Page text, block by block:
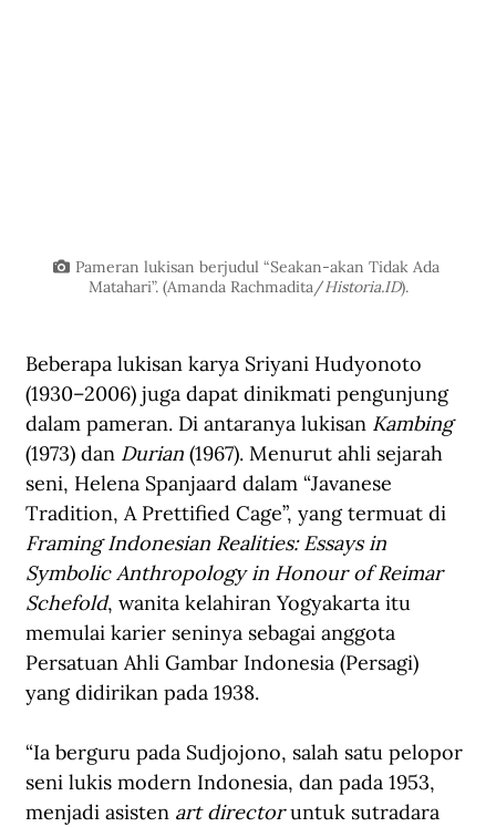
Pameran lukisan berjudul “Seakan-akan Tidak Ada
Matahari”. (Amanda Rachmadita/Historia.ID).
Beberapa lukisan karya Sriyani Hudyonoto
(1930–2006) juga dapat dinikmati pengunjung
dalam pameran. Di antaranya lukisan Kambing
(1973) dan Durian (1967). Menurut ahli sejarah
seni, Helena Spanjaard dalam “Javanese
Tradition, A Prettified Cage”, yang termuat di
Framing Indonesian Realities: Essays in
Symbolic Anthropology in Honour of Reimar
Schefold, wanita kelahiran Yogyakarta itu
memulai karier seninya sebagai anggota
Persatuan Ahli Gambar Indonesia (Persagi)
yang didirikan pada 1938.
“Ia berguru pada Sudjojono, salah satu pelopor
seni lukis modern Indonesia, dan pada 1953,
menjadi asisten art director untuk sutradara